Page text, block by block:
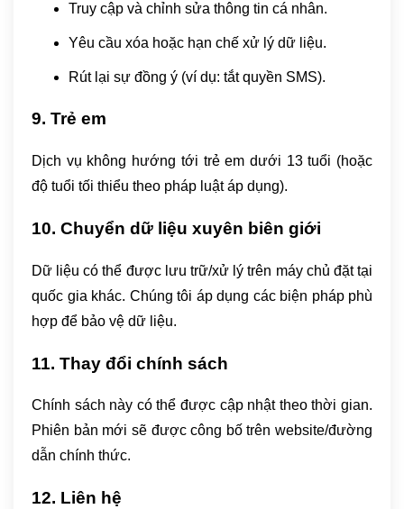
Truy cập và chỉnh sửa thông tin cá nhân.
Yêu cầu xóa hoặc hạn chế xử lý dữ liệu.
Rút lại sự đồng ý (ví dụ: tắt quyền SMS).
9. Trẻ em
Dịch vụ không hướng tới trẻ em dưới 13 tuổi (hoặc
độ tuổi tối thiểu theo pháp luật áp dụng).
10. Chuyển dữ liệu xuyên biên giới
Dữ liệu có thể được lưu trữ/xử lý trên máy chủ đặt tại
quốc gia khác. Chúng tôi áp dụng các biện pháp phù
hợp để bảo vệ dữ liệu.
11. Thay đổi chính sách
Chính sách này có thể được cập nhật theo thời gian.
Phiên bản mới sẽ được công bố trên website/đường
dẫn chính thức.
12. Liên hệ